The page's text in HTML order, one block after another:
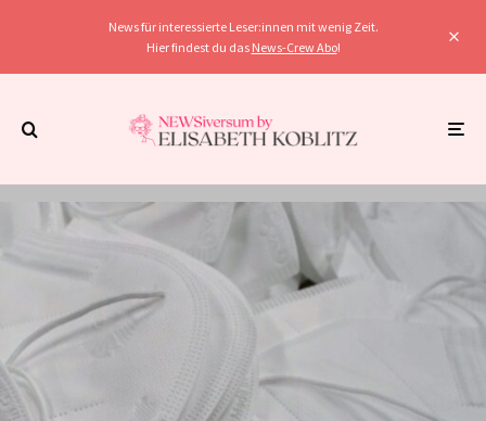
News für interessierte Leser:innen mit wenig Zeit.
Hier findest du das News-Crew Abo!